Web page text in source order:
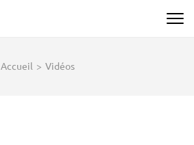
Accueil > Vidéos